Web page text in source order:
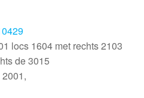
locs 1604 met rechts 2103
de 3015